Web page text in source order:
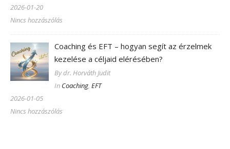
2026-01-20
Nincs hozzászólás
Coaching és EFT – hogyan segít az érzelmek
kezelése a céljaid elérésében?
By dr. Horváth Judit
In Coaching,EFT
2026-01-05
Nincs hozzászólás